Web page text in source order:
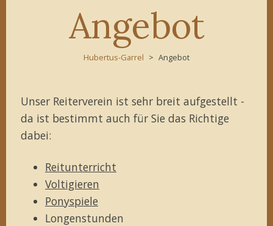
Angebot
Hubertus-Garrel Angebot
Unser Reiterverein ist sehr breit aufgestellt -
da ist bestimmt auch für Sie das Richtige
dabei:
Reitunterricht
Voltigieren
Ponyspiele
Longenstunden